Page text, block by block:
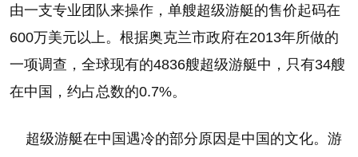
由一支专业团队来操作，单艘超级游艇的售价起码在
600万美元以上。根据奥克兰市政府在2013年所做的
一项调查，全球现有的4836艘超级游艇中，只有34艘
在中国，约占总数的0.7%。
超级游艇在中国遇冷的部分原因是中国的文化。游